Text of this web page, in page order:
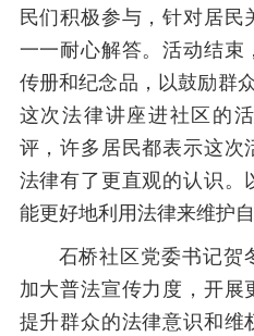
民们积极参与，针对居
一一耐心解答。活动结束
传册和纪念品，以鼓励群
这次法律讲座进社区的
评，许多居民都表示这
法律有了更直观的认识
能更好地利用法律来维护自
石桥社区党委书记贺
加大普法宣传力度，开
提升群众的法律意识和